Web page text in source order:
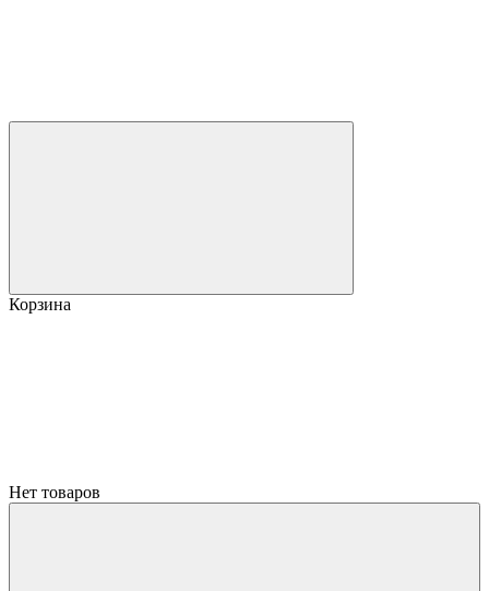
Корзина
Нет товаров